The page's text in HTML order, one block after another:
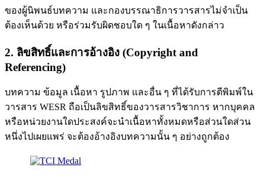
ของผู้นิพนธ์บทความ และกองบรรณาธิการวารสารไม่จำเป็น
ต้องเห็นด้วย หรือร่วมรับผิดชอบใด ๆ ในเนื้อหาดังกล่าว
2. ลิขสิทธิ์และการอ้างอิง (Copyright and
Referencing)
บทความ ข้อมูล เนื้อหา รูปภาพ และอื่น ๆ ที่ได้รับการตีพิมพ์ใน
วารสาร WESR ถือเป็นลิขสิทธิ์ของวารสารวิชาการ หากบุคคล
หรือหน่วยงานใดประสงค์จะนำเนื้อหาทั้งหมดหรือส่วนใดส่วน
หนึ่งไปเผยแพร่ จะต้องอ้างอิงบทความนั้น ๆ อย่างถูกต้อง